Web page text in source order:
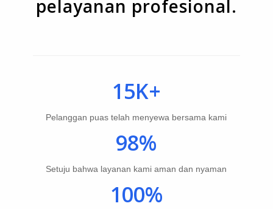
pelayanan profesional.
15K+
Pelanggan puas telah menyewa bersama kami
98%
Setuju bahwa layanan kami aman dan nyaman
100%